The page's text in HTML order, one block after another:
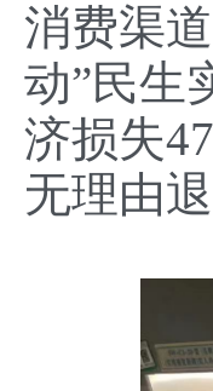
消费渠
动”民生
济损失
无理由